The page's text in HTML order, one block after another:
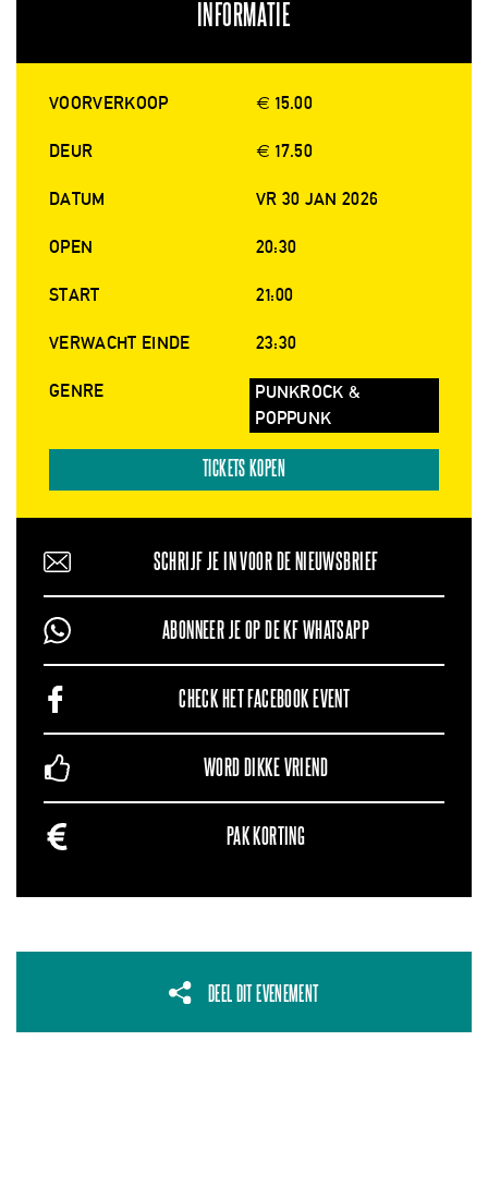
INFORMATIE
VOORVERKOOP € 15.00
DEUR € 17.50
DATUM VR 30 JAN 2026
OPEN 20:30
START 21:00
VERWACHT EINDE 23:30
GENRE
PUNKROCK &
POPPUNK
TICKETS KOPEN
SCHRIJF JE IN VOOR DE NIEUWSBRIEF
ABONNEER JE OP DE KF WHATSAPP
CHECK HET FACEBOOK EVENT
WORD DIKKE VRIEND
PAK KORTING
DEEL DIT EVENEMENT